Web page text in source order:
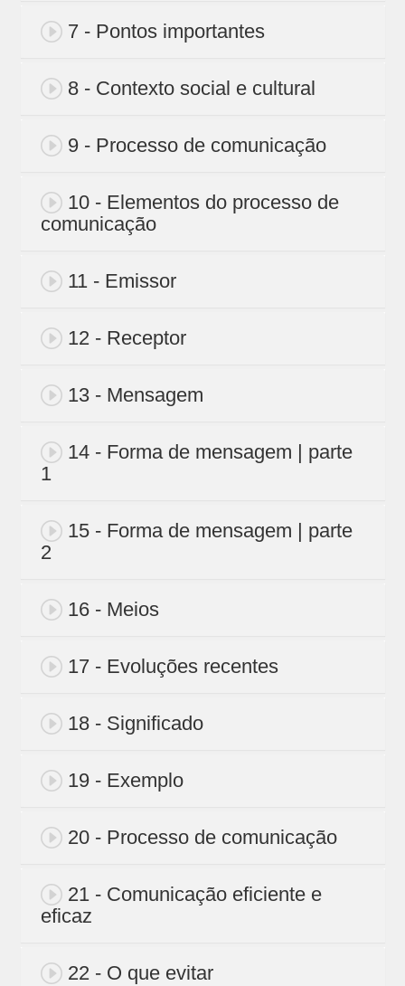
7 - Pontos importantes
8 - Contexto social e cultural
9 - Processo de comunicação
10 - Elementos do processo de
comunicação
11 - Emissor
12 - Receptor
13 - Mensagem
14 - Forma de mensagem | parte
1
15 - Forma de mensagem | parte
2
16 - Meios
17 - Evoluções recentes
18 - Significado
19 - Exemplo
20 - Processo de comunicação
21 - Comunicação eficiente e
eficaz
22 - O que evitar